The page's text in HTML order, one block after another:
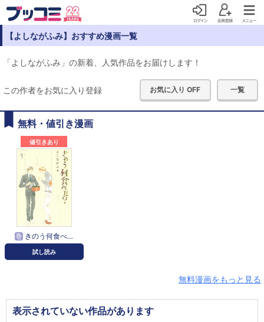
【よしながふみ】おすすめ漫画一覧
「よしながふみ」の新着、人気作品をお届けします！
この作者をお気に入り登録 お気に入り OFF 一覧
無料・値引き漫画
値引きあり
巻 きのう何食べた？
試し読み
無料漫画をもっと見る
表示されていない作品があります